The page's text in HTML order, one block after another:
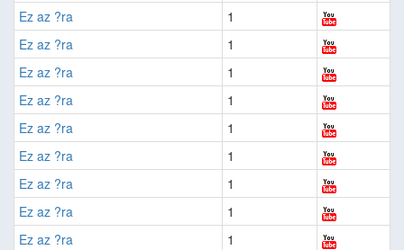
Ez az ?ra
1
Ez az ?ra
1
Ez az ?ra
1
Ez az ?ra
1
Ez az ?ra
1
Ez az ?ra
1
Ez az ?ra
1
Ez az ?ra
1
Ez az ?ra
1